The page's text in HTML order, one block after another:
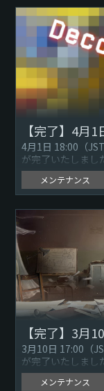
4月1日 18:00（
が完了いたしました。 メンテナンスにご協力いただ
メンテナンス
3月10日 17:00（
が完了いたしました。 メンテナンスにご協力いただ
メンテナンス